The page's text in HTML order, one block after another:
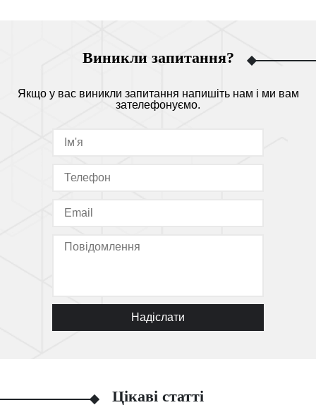
Виникли запитання?
Якщо у вас виникли запитання напишіть нам і ми вам
зателефонуємо.
Надіслати
Цікаві статті